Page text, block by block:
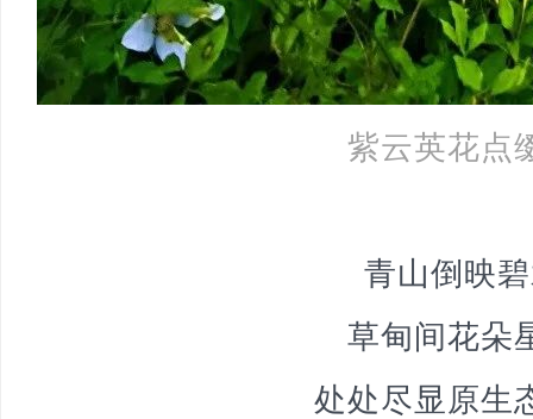
紫云英花点
青山倒映
草甸间花朵
处处尽显原生